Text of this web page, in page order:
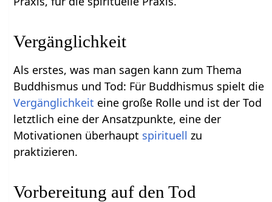
Vergänglichkeit
Als erstes, was man sagen kann zum Thema
Buddhismus und Tod: Für Buddhismus spielt die
Vergänglichkeit eine große Rolle und ist der Tod
letztlich eine der Ansatzpunkte, eine der
Motivationen überhaupt spirituell zu
praktizieren.
Vorbereitung auf den Tod